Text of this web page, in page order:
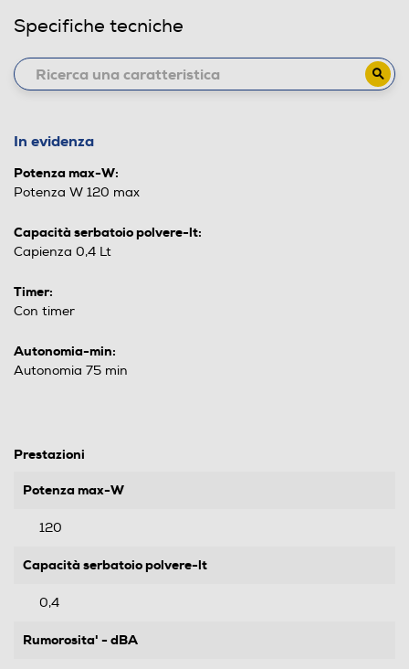
Specifiche tecniche
In evidenza
Potenza max-W:
Potenza W 120 max
Capacità serbatoio polvere-lt:
Capienza 0,4 Lt
Timer:
Con timer
Autonomia-min:
Autonomia 75 min
Prestazioni
Potenza max-W
120
Capacità serbatoio polvere-lt
0,4
Rumorosita' - dBA